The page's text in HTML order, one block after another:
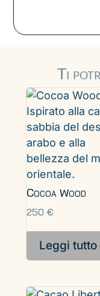
Ti
Cocoa Wood
250 €
Leggi tutto